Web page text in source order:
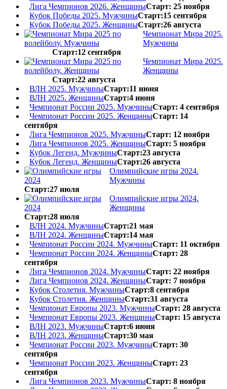
Лига Чемпионов 2026. ЖенщиныСтарт: 25 ноября
Кубок Победы 2025. МужчиныСтарт:15 сентября
Кубок Победы 2025. ЖенщиныСтарт:26 августа
Чемпионат Мира 2025.
Мужчины
Старт:12 сентября
Чемпионат Мира 2025.
Женщины
Старт:22 августа
ВЛН 2025. МужчиныСтарт:11 июня
ВЛН 2025. ЖенщиныСтарт:4 июня
Чемпионат России 2025. МужчиныСтарт: 4 сентября
Чемпионат России 2025. ЖенщиныСтарт: 14
сентября
Лига Чемпионов 2025. МужчиныСтарт: 12 ноября
Лига Чемпионов 2025. ЖенщиныСтарт: 5 ноября
Кубок Легенд. МужчиныСтарт:23 августа
Кубок Легенд. ЖенщиныСтарт:26 августа
Олимпийские игры 2024.
Мужчины
Старт:27 июля
Олимпийские игры 2024.
Женщины
Старт:28 июля
ВЛН 2024. МужчиныСтарт:21 мая
ВЛН 2024. ЖенщиныСтарт:14 мая
Чемпионат России 2024. МужчиныСтарт: 11 октября
Чемпионат России 2024. ЖенщиныСтарт: 28
сентября
Лига Чемпионов 2024. МужчиныСтарт: 22 ноября
Лига Чемпионов 2024. ЖенщиныСтарт: 7 ноября
Кубок Столетия. МужчиныСтарт:8 сентября
Кубок Столетия. ЖенщиныСтарт:31 августа
Чемпионат Европы 2023. МужчиныСтарт: 28 августа
Чемпионат Европы 2023. ЖенщиныСтарт: 15 августа
ВЛН 2023. МужчиныСтарт:6 июня
ВЛН 2023. ЖенщиныСтарт:30 мая
Чемпионат России 2023. МужчиныСтарт: 30
сентября
Чемпионат России 2023. ЖенщиныСтарт: 23
сентября
Лига Чемпионов 2023. МужчиныСтарт: 8 ноября